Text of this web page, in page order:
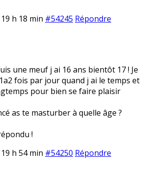
h 18 min #54245 Répondre
une meuf j ai 16 ans bientôt 17 ! Je
fois par jour quand j ai le temps et
pour bien se faire plaisir
as te masturber à quelle âge ?
!
h 54 min #54250 Répondre